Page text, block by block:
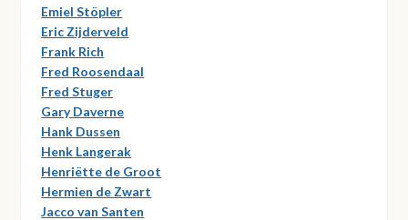
Emiel Stöpler
Eric Zijderveld
Frank Rich
Fred Roosendaal
Fred Stuger
Gary Daverne
Hank Dussen
Henk Langerak
Henriëtte de Groot
Hermien de Zwart
Jacco van Santen